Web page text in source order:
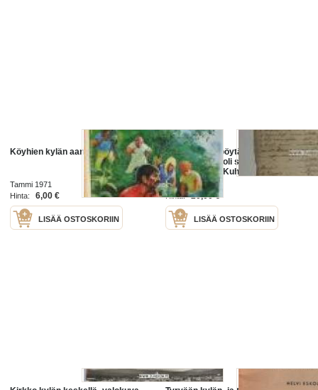
Köyhien kylän aarre
Tammi 1971
Hinta:
6,00 €
LISÄÄ OSTOSKORIIN
Huutokauppapöytäkirja –
huudettavana oli sepän leski Sofia
Michelsdotter Kuhlbergin
omaisuutta Piikkiön pitäjän
Hadvalan kylän sepän torpassa -
asiakirja
1842
Hinta:
20,00 €
LISÄÄ OSTOSKORIIN